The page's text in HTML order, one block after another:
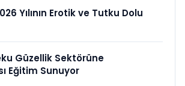
Yılının Erotik ve Tutku Dolu
Güzellik Sektörüne
Eğitim Sunuyor